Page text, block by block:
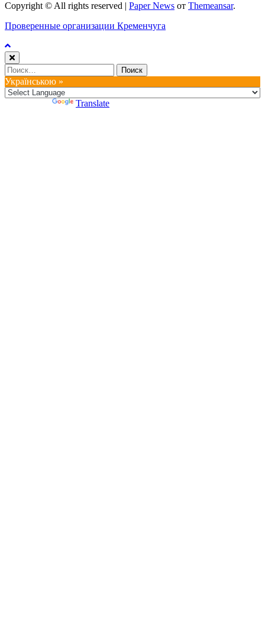
Copyright © All rights reserved | Paper News от Themeansar.
Проверенные организации Кременчуга
Найти:
Українською »
Translate